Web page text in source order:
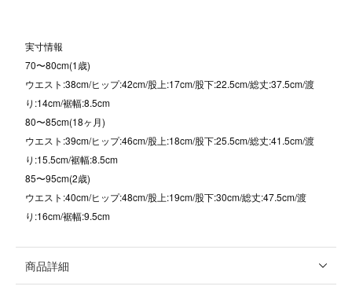
実寸情報
70〜80cm(1歳)
ウエスト:38cm/ヒップ:42cm/股上:17cm/股下:22.5cm/総丈:37.5cm/渡
り:14cm/裾幅:8.5cm
80〜85cm(18ヶ月)
ウエスト:39cm/ヒップ:46cm/股上:18cm/股下:25.5cm/総丈:41.5cm/渡
り:15.5cm/裾幅:8.5cm
85〜95cm(2歳)
ウエスト:40cm/ヒップ:48cm/股上:19cm/股下:30cm/総丈:47.5cm/渡
り:16cm/裾幅:9.5cm
商品詳細